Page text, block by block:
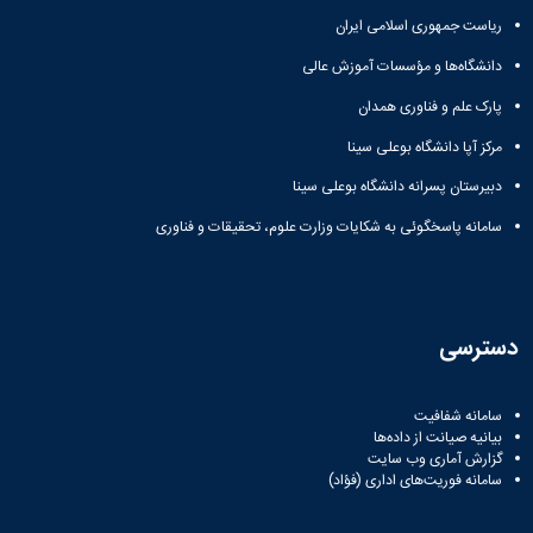
معظم
تماس
دانشگاه
روابط
آدرس
دانشکده‌ها
شماره
آموزش
کارکنان
سایر
آموزشی
نظامنامه
اخلاق
آموزش
دانش‌آموختگان
باستان
شناسی
آزمایشگاه
هوش
و
بینایی
ژئوماتیک
مرکز
پایان
نامه
و
رساله
حسابداری
رزن
غذایی
بهار
مجتمع
آموزش
فاطمیه
چمن
سالن‌های
ورزشی
تفریحی-
باغ
دانشگاه
موزه
تاریخ
دانشگاه
(محمد)
ریاست جمهوری اسلامی ایران
دانشگاه‌ها و مؤسسات آموزش عالی
پارک علم و فناوری همدان
مرکز آپا دانشگاه بوعلی سینا
دبیرستان پسرانه دانشگاه بوعلی سینا
سامانه پاسخگوئی به شکایات وزارت علوم، تحقیقات و فناوری
دسترسی
سامانه شفافیت
بیانیه صیانت از داده‌ها
گزارش آماری وب‌ سایت
سامانه فوریت‌های اداری (فؤاد)